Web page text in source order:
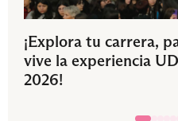
¡Explora tu carrera,
vive la experiencia
2026!